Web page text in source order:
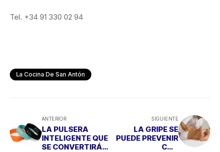
Tel. +34 91 330 02 94
La Cocina De San Antón
ANTERIOR
LA PULSERA
INTELIGENTE QUE
SE CONVERTIRÁ
SIGUIENTE
LA GRIPE SE
PUEDE PREVENIR
CON